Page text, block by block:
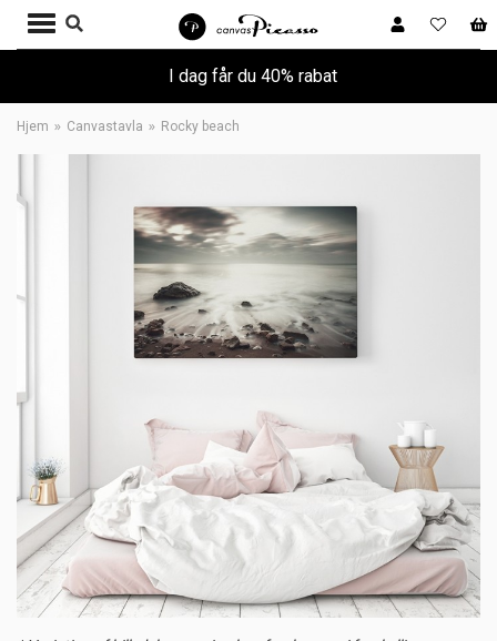
I dag får du 40% rabat
Hjem Canvastavla Rocky beach